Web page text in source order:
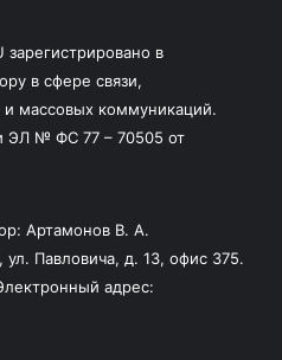
зарегистрировано в
в сфере связи,
массовых коммуникаций.
ЭЛ № ФС 77 – 70505 от
Артамонов В. А.
Павловича, д. 13, офис 375.
адрес: